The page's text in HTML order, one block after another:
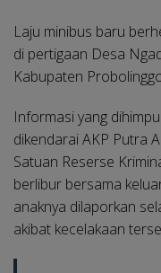
Laju minibus baru
di pertigaan Desa
Kabupaten
Informasi yang
dikendarai AKP Putra
Satuan Reserse
berlibur bersama
anaknya dilaporkan
akibat kecelakaan